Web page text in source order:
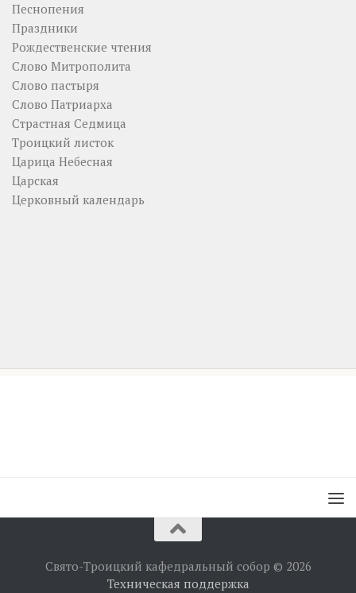
Песнопения
Праздники
Рождественские чтения
Слово Митрополита
Слово пастыря
Слово Патриарха
Страстная Седмица
Троицкий листок
Царица Небесная
Царская
Церковный календарь
Свято-Троицкий кафедральный собор © 2026
Техническая поддержка